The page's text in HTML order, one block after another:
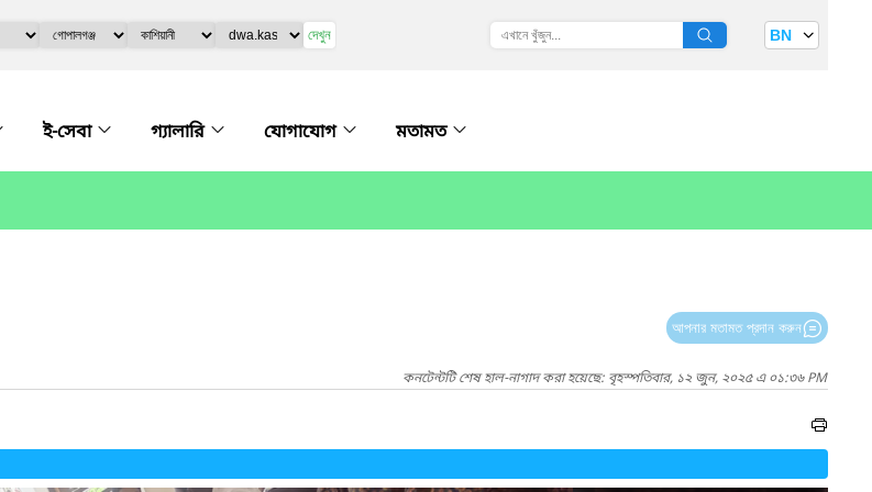
দেখুন BN
ই-সেবা গ্যালারি যোগাযোগ মতামত
আপনার মতামত প্রদান করুন
কনটেন্টটি শেষ হাল-নাগাদ করা হয়েছে: বৃহস্পতিবার, ১২ জুন, ২০২৫ এ ০১:৩৬ PM